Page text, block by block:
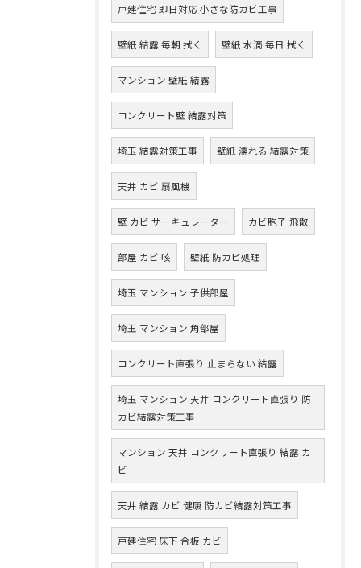
戸建住宅 即日対応 小さな防カビ工事
壁紙 結露 毎朝 拭く 壁紙 水滴 毎日 拭く
マンション 壁紙 結露
コンクリート壁 結露対策
埼玉 結露対策工事 壁紙 濡れる 結露対策
天井 カビ 扇風機
壁 カビ サーキュレーター カビ胞子 飛散
部屋 カビ 咳 壁紙 防カビ処理
埼玉 マンション 子供部屋
埼玉 マンション 角部屋
コンクリート直張り 止まらない 結露
埼玉 マンション 天井 コンクリート直張り 防
カビ結露対策工事
マンション 天井 コンクリート直張り 結露 カ
ビ
天井 結露 カビ 健康 防カビ結露対策工事
戸建住宅 床下 合板 カビ